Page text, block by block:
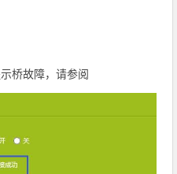
桥故障，请参阅